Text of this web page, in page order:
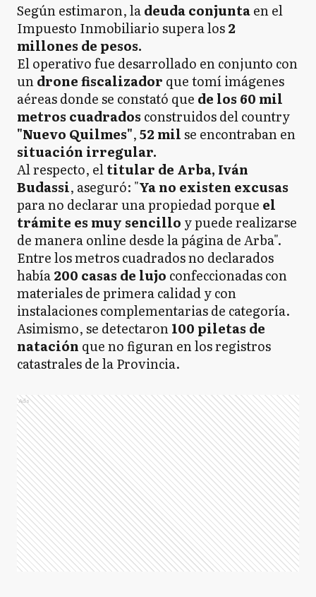
Según estimaron, ladeuda conjuntaen el
Impuesto Inmobiliario supera los2
millones de pesos.
El operativo fue desarrollado en conjunto con
undrone fiscalizador que tomí imágenes
aéreas donde se constató que de los 60 mil
metros cuadrados construidos del country
"Nuevo Quilmes",52 milse encontraban en
situación irregular.
Al respecto, eltitular de Arba, Iván
Budassi, aseguró: "Ya no existen excusas
para no declarar una propiedad porque el
trámite es muy sencillo y puede realizarse
de manera online desde la página de Arba".
Entre los metros cuadrados no declarados
había200 casas de lujo confeccionadas con
materiales de primera calidad y con
instalaciones complementarias de categoría.
Asimismo, se detectaron100 piletas de
natación que no figuran en los registros
catastrales de la Provincia.
Ads